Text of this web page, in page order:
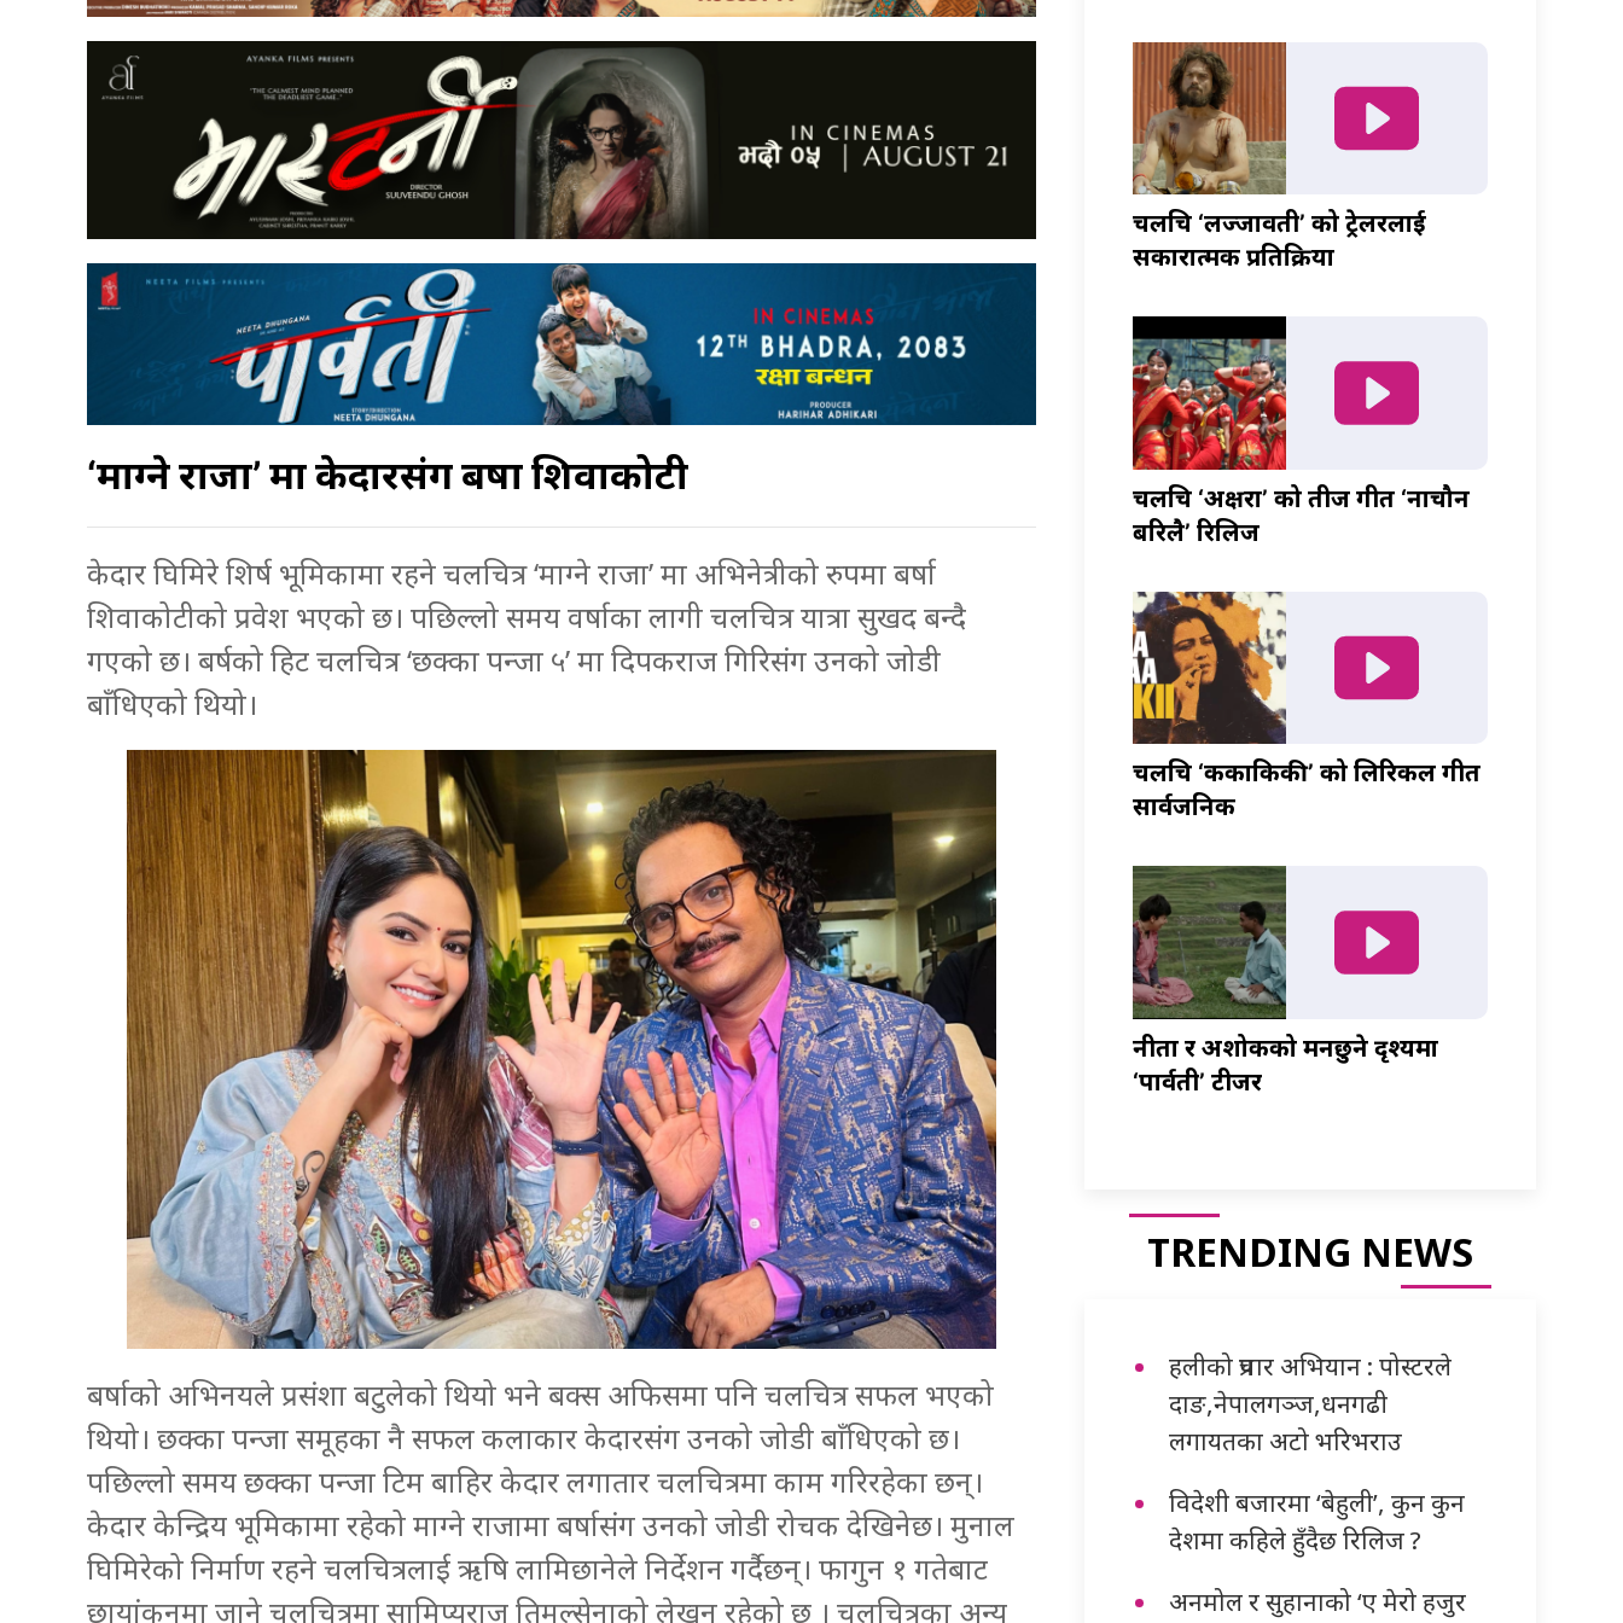
‘माग्ने राजा’ मा केदारसंग बर्षा शिवाकोटी
केदार घिमिरे शिर्ष भूमिकामा रहने चलचित्र ‘माग्ने राजा’ मा अभिनेत्रीको रुपमा बर्षा
शिवाकोटीको प्रवेश भएको छ। पछिल्लो समय वर्षाका लागी चलचित्र यात्रा सुखद बन्दै
गएको छ। बर्षको हिट चलचित्र ‘छक्का पन्जा ५’ मा दिपकराज गिरिसंग उनको जोडी
बाँधिएको थियो।
बर्षाको अभिनयले प्रसंशा बटुलेको थियो भने बक्स अफिसमा पनि चलचित्र सफल भएको
थियो। छक्का पन्जा समूहका नै सफल कलाकार केदारसंग उनको जोडी बाँधिएको छ।
पछिल्लो समय छक्का पन्जा टिम बाहिर केदार लगातार चलचित्रमा काम गरिरहेका छन्।
केदार केन्द्रिय भूमिकामा रहेको माग्ने राजामा बर्षासंग उनको जोडी रोचक देखिनेछ। मुनाल
घिमिरेको निर्माण रहने चलचित्रलाई ऋषि लामिछानेले निर्देशन गर्दैछन्। फागुन १ गतेबाट
छायांकनमा जाने चलचित्रमा सामिप्यराज तिमल्सेनाको लेखन रहेको छ । चलचित्रका अन्य
चलचित्र ‘लज्जावती’ को ट्रेलरलाई
सकारात्मक प्रतिक्रिया
चलचित्र ‘अक्षरा’ को तीज गीत ‘नाचौन
बरिलै’ रिलिज
चलचित्र ‘ककाकिकी’ को लिरिकल गीत
सार्वजनिक
नीता र अशोकको मनछुने दृश्यमा
‘पार्वती’ टीजर
TRENDING NEWS
हलीको प्रचार अभियान : पोस्टरले
दाङ,नेपालगञ्ज,धनगढी
लगायतका अटो भरिभराउ
विदेशी बजारमा ‘बेहुली’, कुन कुन
देशमा कहिले हुँदैछ रिलिज ?
अनमोल र सुहानाको ‘ए मेरो हजुर